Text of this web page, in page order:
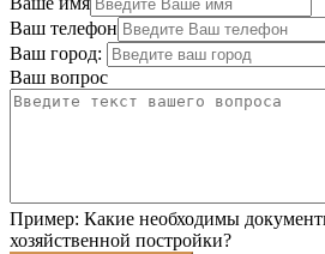
Ваш телефон
Ваш город:
Ваш вопрос
Пример: Какие необходимы
хозяйственной постройки?